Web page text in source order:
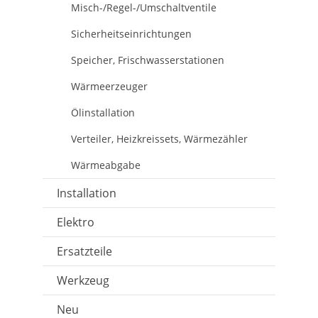
Misch-/Regel-/Umschaltventile
Sicherheitseinrichtungen
Speicher, Frischwasserstationen
Wärmeerzeuger
Ölinstallation
Verteiler, Heizkreissets, Wärmezähler
Wärmeabgabe
Installation
Elektro
Ersatzteile
Werkzeug
Neu